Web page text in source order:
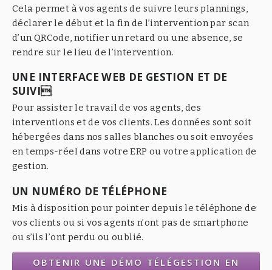
Cela permet à vos agents de suivre leurs plannings,
déclarer le début et la fin de l’intervention par scan
d’un QRCode, notifier un retard ou une absence, se
rendre sur le lieu de l’intervention.
UNE INTERFACE WEB DE GESTION ET DE
SUIVI
Pour assister le travail de vos agents, des
interventions et de vos clients. Les données sont soit
hébergées dans nos salles blanches ou soit envoyées
en temps-réel dans votre ERP ou votre application de
gestion.
UN NUMÉRO DE TÉLÉPHONE
Mis à disposition pour pointer depuis le téléphone de
vos clients ou si vos agents n’ont pas de smartphone
ou s’ils l’ont perdu ou oublié.
OBTENIR UNE DÉMO TÉLÉGESTION EN